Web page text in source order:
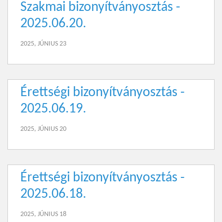
Szakmai bizonyítványosztás -
2025.06.20.
2025, JÚNIUS 23
Érettségi bizonyítványosztás -
2025.06.19.
2025, JÚNIUS 20
Érettségi bizonyítványosztás -
2025.06.18.
2025, JÚNIUS 18